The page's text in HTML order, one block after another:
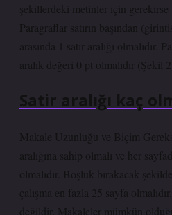
şekillerdeki metinler için gerekirse
Paragraflar satırın başından
arasında 1 satır aralığı olmalıdır.
aralık değeri 0 pt olmalıdır (Şekil
Satir aralığı kaç
Makale Uzunluğu ve Biçim
aralığına sahip olmalı ve her
olmalıdır. Boşluk bırakacak
çalışma en fazla 25 sayfa
değildir. Makaleler mümkün